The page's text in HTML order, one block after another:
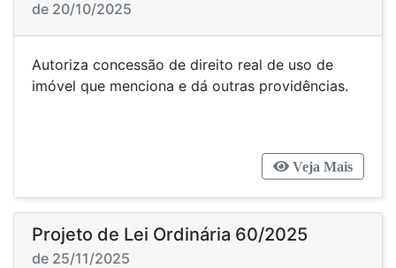
de 20/10/2025
Autoriza concessão de direito real de uso de
imóvel que menciona e dá outras providências.
Veja Mais
Projeto de Lei Ordinária 60/2025
de 25/11/2025